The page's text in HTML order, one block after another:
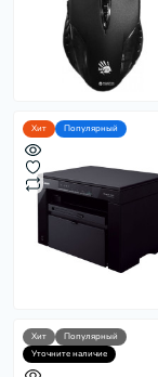
Хит Популярный
Хит
Популярный
Уточните наличие